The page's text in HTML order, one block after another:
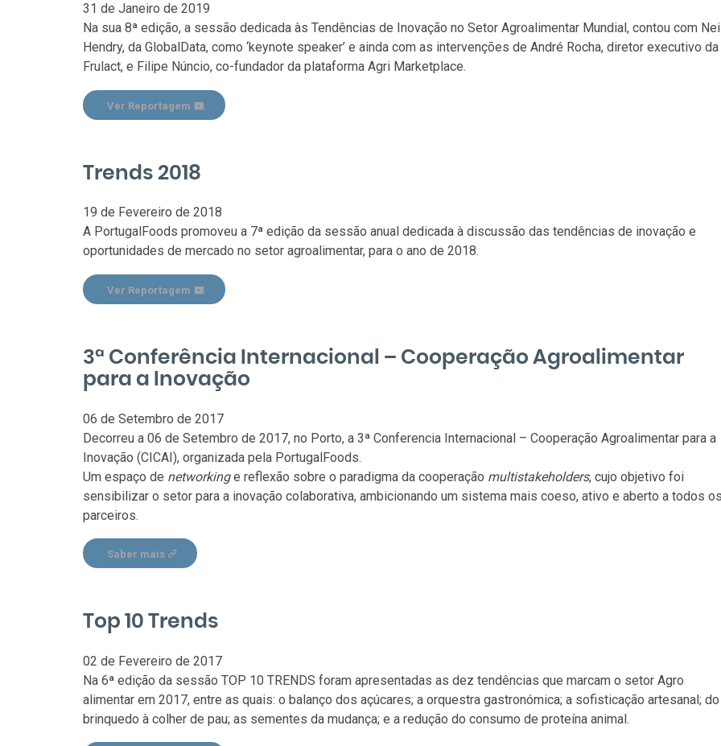
31 de Janeiro de 2019
Na sua 8ª edição, a sessão dedicada às Tendências de Inovação no Setor Agroalimentar Mundial, contou com
Hendry, da GlobalData, como ‘keynote speaker’ e ainda com as intervenções de André Rocha, diretor executivo da
Frulact, e Filipe Núncio, co-fundador da plataforma Agri Marketplace.
Ver Reportagem
Trends 2018
19 de Fevereiro de 2018
A PortugalFoods promoveu a 7ª edição da sessão anual dedicada à discussão das tendências de inovação e
oportunidades de mercado no setor agroalimentar, para o ano de 2018.
Ver Reportagem
3ª Conferência Internacional – Cooperação Agroalimentar
para a Inovação
06 de Setembro de 2017
Decorreu a 06 de Setembro de 2017, no Porto, a 3ª Conferencia Internacional – Cooperação Agroalimentar para a
Inovação (CICAI), organizada pela PortugalFoods.
Um espaço de networkinge reflexão sobre o paradigma da cooperação multistakeholders, cujo objetivo foi
sensibilizar o setor para a inovação colaborativa, ambicionando um sistema mais coeso, ativo e aberto a todos
parceiros.
Saber mais
Top 10 Trends
02 de Fevereiro de 2017
Na 6ª edição da sessão TOP 10 TRENDS foram apresentadas as dez tendências que marcam o setor Agro
alimentar em 2017, entre as quais: o balanço dos açúcares; a orquestra gastronómica; a sofisticação artesanal; do
brinquedo à colher de pau; as sementes da mudança; e a redução do consumo de proteína animal.